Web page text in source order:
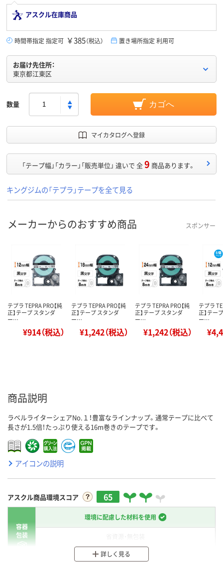
アスクル在庫商品
時間帯指定 指定可 ￥385（税込） 置き場所指定 利用可
お届け先住所：
東京都江東区
数量 カゴへ
マイカタログへ登録
「テープ幅」「カラー」「販売単位」 違いで 全9 商品あります。
キングジムの「テプラ」テープを全て見る
メーカーからのおすすめ商品 スポンサー
テプラ TEPRA PRO【純
正】テープ スタンダ
ー…
¥914（税込）
テプラ TEPRA PRO【純
正】テープ スタンダ
ー…
¥1,242（税込）
テプラ TEPRA PRO【純
正】テープ スタンダ
ー…
¥1,242（税込）
テプラ
正】テー
ー…
商品説明
ラベルライターシェアNo.１！豊富なラインナップ。通常テープに比べて
長さが1.5倍！たっぷり使える16m巻きのテープです。
アイコンの説明
アスクル商品環境スコア 65
容器
包装
環境に配慮した材料を使用
分別・リサイクルしやすい設計
詳しく見る